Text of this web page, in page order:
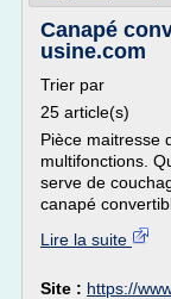
Canapé
usine.com
Trier par
25 article(s)
Pièce maitresse
multifonctions.
serve de
canapé
Lire la suite
Site : https://